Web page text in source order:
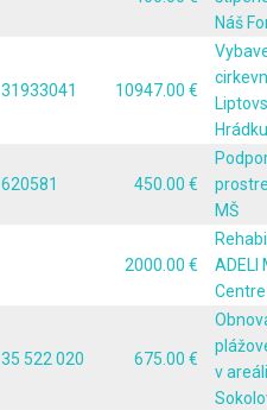
Náš
31933041 10947.00 €
Hrádku
620581 450.00 €
MŠ
2000.00 €
ADELI
35 522 020 675.00 €
v areáli